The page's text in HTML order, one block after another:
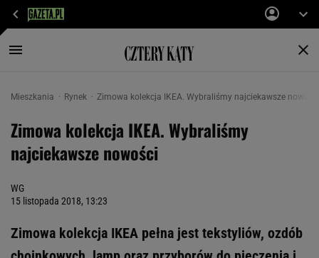
Mieszkania Rynek Zimowa kolekcja IKEA. Wybraliśmy najciekawsze nowości
Zimowa kolekcja IKEA. Wybraliśmy
najciekawsze nowości
WG
15 listopada 2018, 13:23
Zimowa kolekcja IKEA pełna jest tekstyliów, ozdób